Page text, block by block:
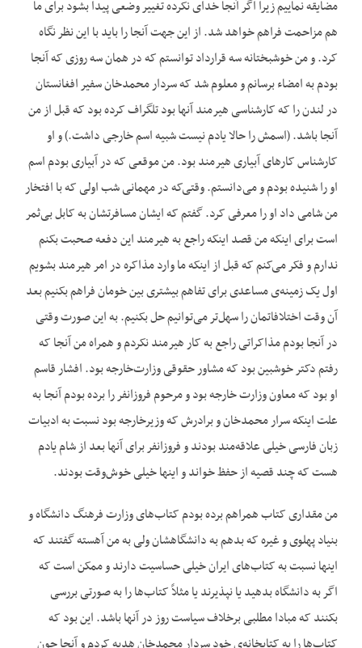
مضایقه نماییم زیرا اگر آنجا خدای نکرده تغییر وضعی پیدا بشود برای ما
هم مزاحمت فراهم خواهد شد. از این جهت آنجا را باید با این نظر نگاه
کرد. و من خوشبختانه سه قرارداد توانستم که در همان سه روزی که آنجا
بودم به امضاء برسانم و معلوم شد که سردار محمدخان سفیر افغانستان
در لندن را که کارشناسی هیرمند آنها بود تلگراف کرده بود که قبل از من
آنجا باشد. (اسمش را حالا یادم نیست شبیه اسم خارجی داشت.) و او
کارشناس کارهای آبیاری هیرمند بود. من موقعی که در آبیاری بودم اسم
او را شنیده بودم و می‌دانستم. وقتی‌که در مهمانی شب اولی که با افتخار
من شامی داد او را معرفی کرد. گفتم که ایشان مسافرتشان به کابل بی‌ثمر
است برای اینکه من قصد اینکه راجع به هیرمند این دفعه صحبت بکنم
ندارم و فکر می‌کنم که قبل از اینکه ما وارد مذاکره در امر هیرمند بشویم
اول یک زمینه‌ی مساعدی برای تفاهم بیشتری بین خومان فراهم بکنیم بعد
آن وقت اختلافاتمان را سهل‌تر می‌توانیم حل بکنیم. به این صورت وقتی
در آنجا بودم مذاکراتی راجع به کار هیرمند نکردم و همراه من آنجا که
رفتم دکتر خوشبین بود که مشاور حقوقی وزارت‌خارجه بود. افشار قاسم
او بود که معاون وزارت خارجه بود و مرحوم فروزانفر را برده بودم آنجا به
علت اینکه سرار محمدخان و برادرش که وزیرخارجه بود نسبت به ادبیات
زبان فارسی خیلی علاقه‌مند بودند و فروزانفر برای آنها بعد از شام یادم
هست که چند قصیه از حفظ خواند و اینها خیلی خوش‌وقت بودند.
من مقداری کتاب همراهم برده بودم کتاب‌های وزارت فرهنگ دانشگاه و
بنیاد پهلوی و غیره که بدهم به دانشگاهشان ولی به من آهسته گفتند که
اینها نسبت به کتاب‌های ایران خیلی حساسیت دارند و ممکن است که
اگر به دانشگاه بدهید یا نپذیرند یا مثلاً کتاب‌ها را به صورتی بررسی
بکنند که مبادا مطلبی برخلاف سیاست روز در آنها باشد. این بود که